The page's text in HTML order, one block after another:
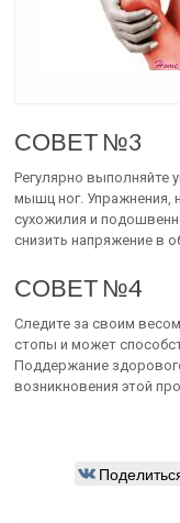
СОВЕТ №3
Регулярно выполняйте
мышц ног. Упражнения,
сухожилия и
снизить напряжение в
СОВЕТ №4
Следите за своим
стопы и может
Поддержание
возникновения этой